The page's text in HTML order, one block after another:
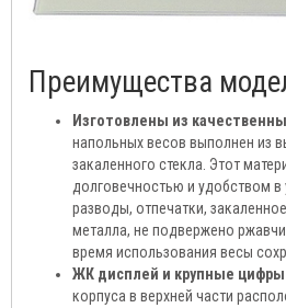
Преимущества
Изготовлены из
напольных весов выполнен из
закаленного стекла. Этот
долговечностью и удобством
разводы, отпечатки,
металла, не подвержено
время использования весы
ЖК дисплей и крупные цифры
корпуса в верхней части